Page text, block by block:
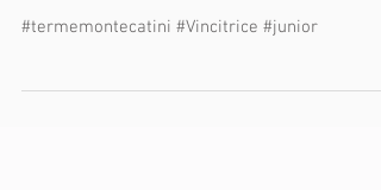
#termemontecatini #Vincitrice #junior